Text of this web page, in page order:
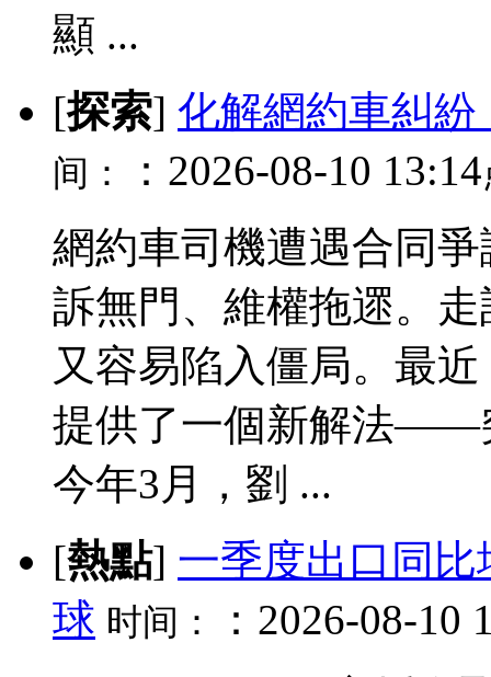
顯 ...
[探索] 化解網約車糾紛
间： ：2026-08-10 13:14
網約車司機遭遇合同
訴無門、維權拖遝。
又容易陷入僵局。最
提供了一個新解法——
今年3月，劉 ...
[熱點] 一季度出口同比
球 时间：
：2026-08-10